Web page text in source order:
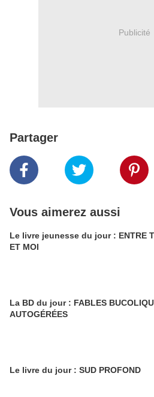
Publicité
Partager
Vous aimerez aussi
Le livre jeunesse du jour : ENTRE
ET MOI
La BD du jour : FABLES
AUTOGÉRÉES
Le livre du jour : SUD PROFOND